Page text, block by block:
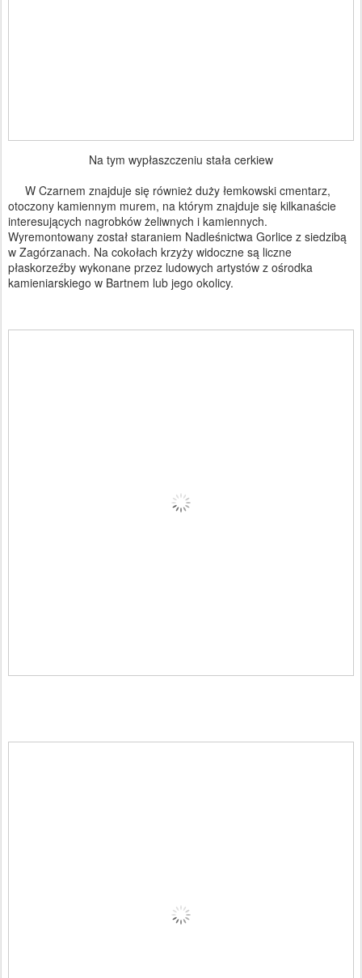
Na tym wypłaszczeniu stała cerkiew
W Czarnem znajduje się również duży łemkowski cmentarz,
otoczony kamiennym murem, na którym znajduje się kilkanaście
interesujących nagrobków żeliwnych i kamiennych.
Wyremontowany został staraniem Nadleśnictwa Gorlice z siedzibą
w Zagórzanach. Na cokołach krzyży widoczne są liczne
płaskorzeźby wykonane przez ludowych artystów z ośrodka
kamieniarskiego w Bartnem lub jego okolicy.